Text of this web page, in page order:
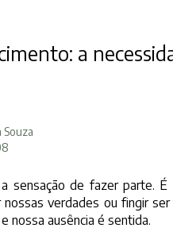
a
Souza
sensação de fazer parte.
nossas verdades ou fingir
nossa ausência é sentida.